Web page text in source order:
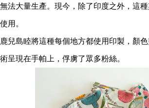
無法大量生產。現今，除了印度之外，這
使用。
鹿兒島睦將這種每個地方都使用印製，顏
術呈現在手帕上，俘虜了眾多粉絲。